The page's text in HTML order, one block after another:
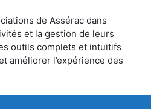
de Assérac dans
et la gestion de leurs
outils complets et intuitifs
améliorer l’expérience des